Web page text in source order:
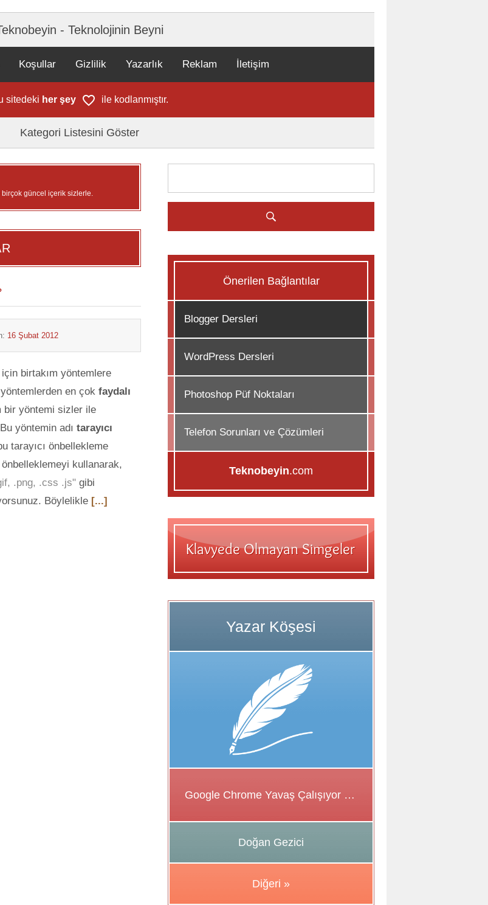
- Teknolojinin Beyni
Koşullar Gizlilik Yazarlık Reklam İletişim
sitedeki her şey ile kodlanmıştır.
Kategori Listesini Göster
birçok güncel içerik sizlerle.
16 Şubat 2012
için birtakım yöntemlere
en çok faydalı
bir yöntemi sizler ile
yöntemin adı tarayıcı
tarayıcı önbellekleme
kullanarak,
.png, .css .js" gibi
Böylelikle [...]
Önerilen Bağlantılar
Blogger Dersleri
WordPress Dersleri
Photoshop Püf Noktaları
Telefon Sorunları ve Çözümleri
Teknobeyin.com
Google Chrome Yavaş Çalışıyor Sorunu için Çözüm Önerileri
Doğan Gezici
Diğeri »